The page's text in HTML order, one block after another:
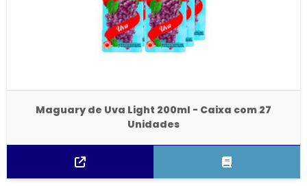
Maguary de Uva Light 200ml - Caixa com 27
Unidades